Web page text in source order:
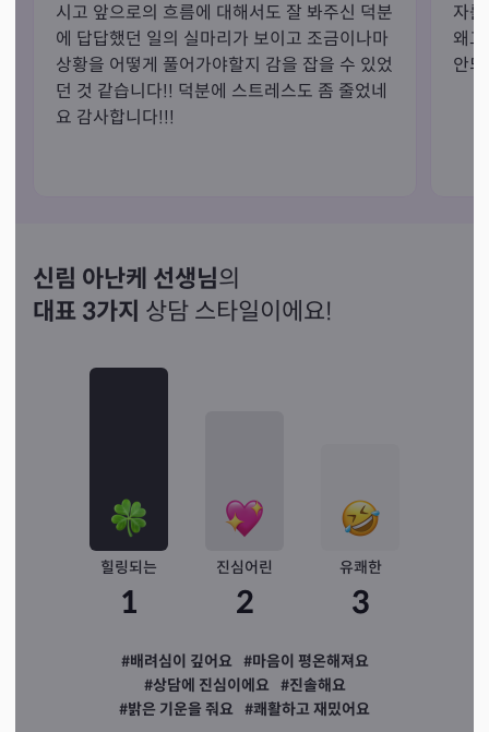
시고 앞으로의 흐름에 대해서도 잘 봐주신 덕분
에 답답했던 일의 실마리가 보이고 조금이나마
상황을 어떻게 풀어가야할지 감을 잡을 수 있었
던 것 같습니다!! 덕분에 스트레스도 좀 줄었네
자
왜
안
신림 아난케 선생님의
대표 3가지 상담 스타일이에요!
힐링되는
1
진심어린
2
유쾌한
3
#배려심이 깊어요 #마음이 평온해져요
#상담에 진심이에요 #진솔해요
#밝은 기운을 줘요 #쾌활하고 재밌어요